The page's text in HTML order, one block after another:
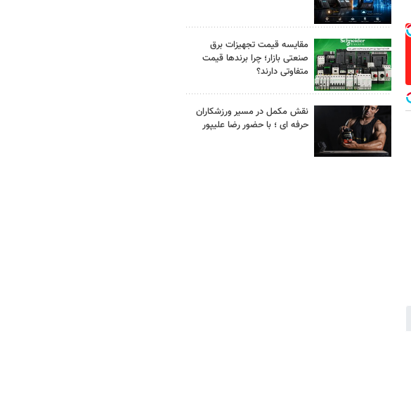
مقایسه قیمت تجهیزات برق
صنعتی بازار؛ چرا برندها قیمت
متفاوتی دارند؟
نقش مکمل در مسیر ورزشکاران
حرفه ای ؛ با حضور رضا علیپور